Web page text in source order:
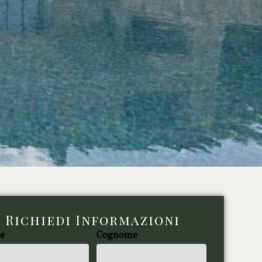
Richiedi Informazioni
Cognome